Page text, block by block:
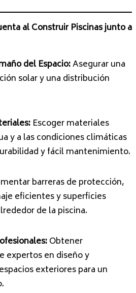
al Construir Piscinas junto a
del Espacio:Asegurar una
solar y una distribución
Escoger materiales
y a las condiciones climáticas
y fácil mantenimiento.
barreras de protección,
eficientes y superficies
de la piscina.
Obtener
expertos en diseño y
exteriores para un